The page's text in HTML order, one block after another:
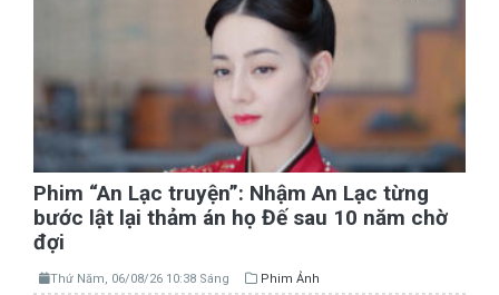
Phim “An Lạc truyện”: Nhậm An Lạc từng
bước lật lại thảm án họ Đế sau 10 năm chờ
đợi
Thứ Năm, 06/08/26 10:38 Sáng Phim Ảnh